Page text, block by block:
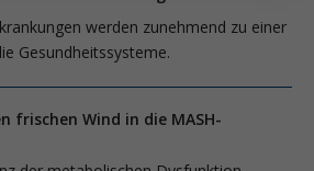
werden zunehmend zu einer
Gesundheitssysteme.
frischen Wind in die MASH-